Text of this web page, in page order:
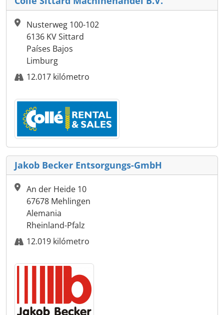
Nusterweg 100-102
6136 KV Sittard
Países Bajos
Limburg
12.017 kilómetro
Jakob Becker Entsorgungs-GmbH
An der Heide 10
67678 Mehlingen
Alemania
Rheinland-Pfalz
12.019 kilómetro